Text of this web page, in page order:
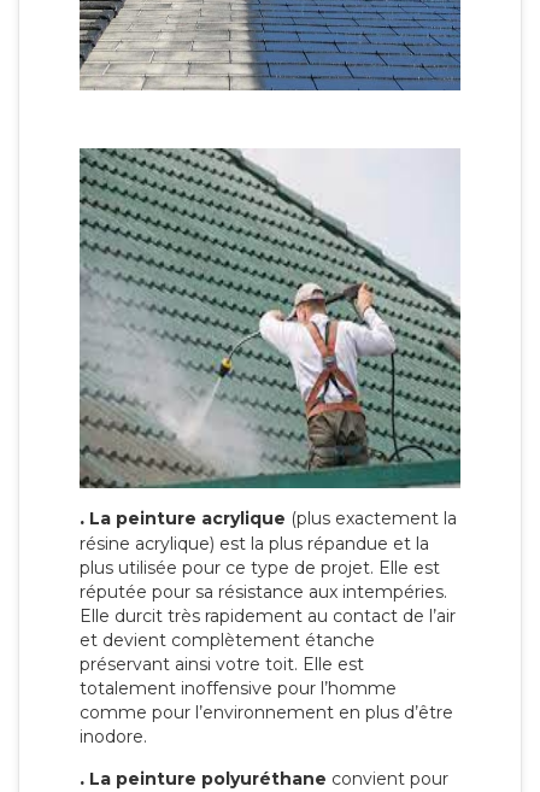
. La peinture acrylique (plus exactement la
résine acrylique) est la plus répandue et la
plus utilisée pour ce type de projet. Elle est
réputée pour sa résistance aux intempéries.
Elle durcit très rapidement au contact de l’air
et devient complètement étanche
préservant ainsi votre toit. Elle est
totalement inoffensive pour l’homme
comme pour l’environnement en plus d’être
inodore.
. La peinture polyuréthane convient pour